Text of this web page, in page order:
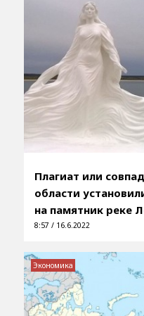
Плагиат или
области
на памятник реке
8:57 / 16.6.2022
Экономика